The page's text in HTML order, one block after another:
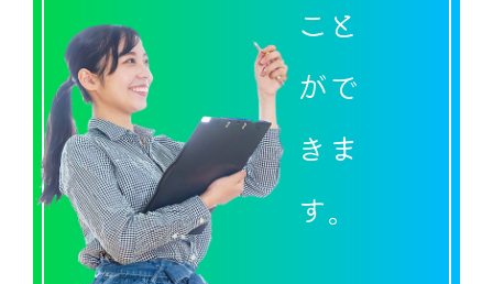
こと
がで
きま
す。